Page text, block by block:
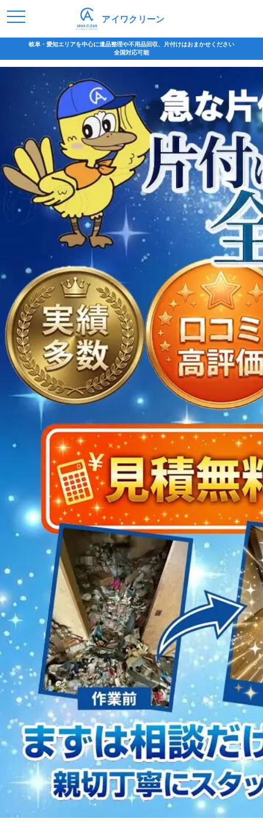
アイワクリーン
2023/01/12
買取・片付けのアイワクリーン
2023/07/24
中日新聞 岐阜版「空き家対策SOS」コーナーに掲載いただきまし…